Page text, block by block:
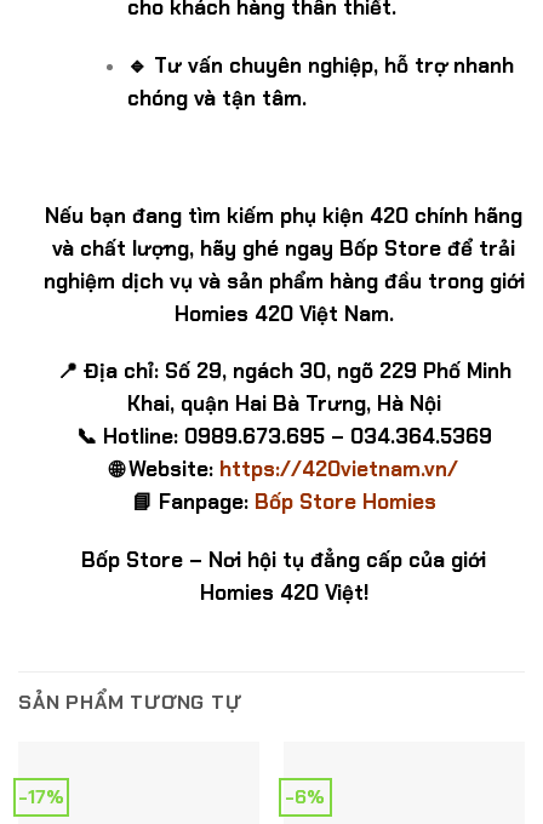
cho khách hàng thân thiết.
🔹 Tư vấn chuyên nghiệp, hỗ trợ nhanh
chóng và tận tâm.
Nếu bạn đang tìm kiếm phụ kiện 420 chính hãng
và chất lượng, hãy ghé ngay Bốp Store để trải
nghiệm dịch vụ và sản phẩm hàng đầu trong giới
Homies 420 Việt Nam.
📍 Địa chỉ: Số 29, ngách 30, ngõ 229 Phố Minh
Khai, quận Hai Bà Trưng, Hà Nội
📞 Hotline: 0989.673.695 – 034.364.5369
🌐 Website: https://420vietnam.vn/
📘 Fanpage: Bốp Store Homies
Bốp Store – Nơi hội tụ đẳng cấp của giới
Homies 420 Việt!
SẢN PHẨM TƯƠNG TỰ
-17% -6%